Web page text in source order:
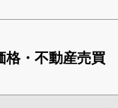
格・不動産売買